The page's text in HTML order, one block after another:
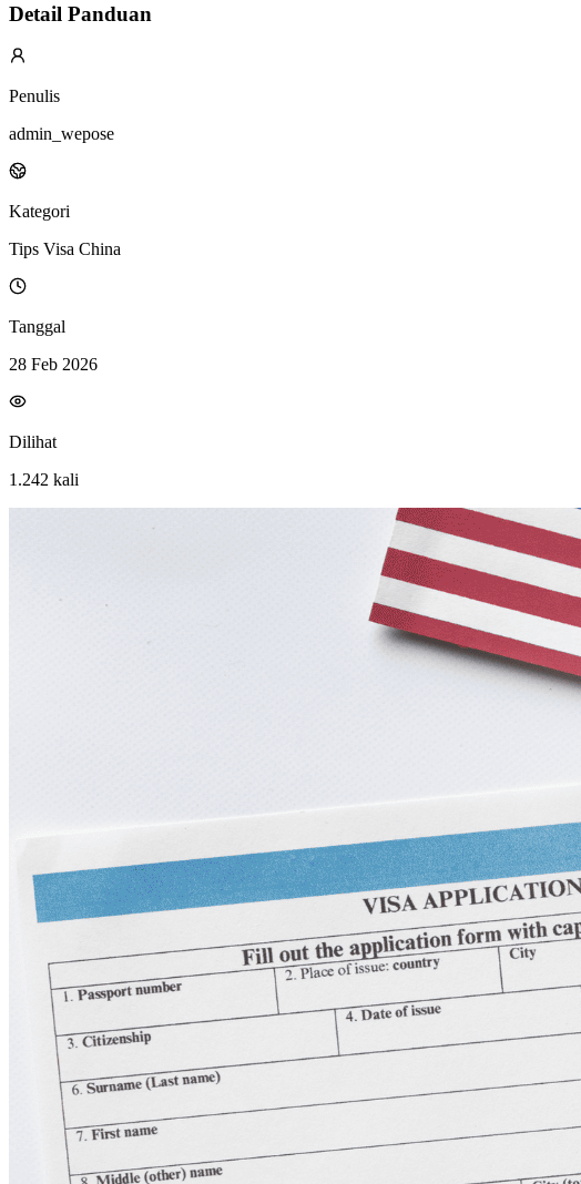
Detail Panduan
Penulis
admin_wepose
Kategori
Tips Visa China
Tanggal
28 Feb 2026
Dilihat
1.242 kali